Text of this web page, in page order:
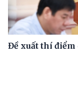
Đề xuất thí